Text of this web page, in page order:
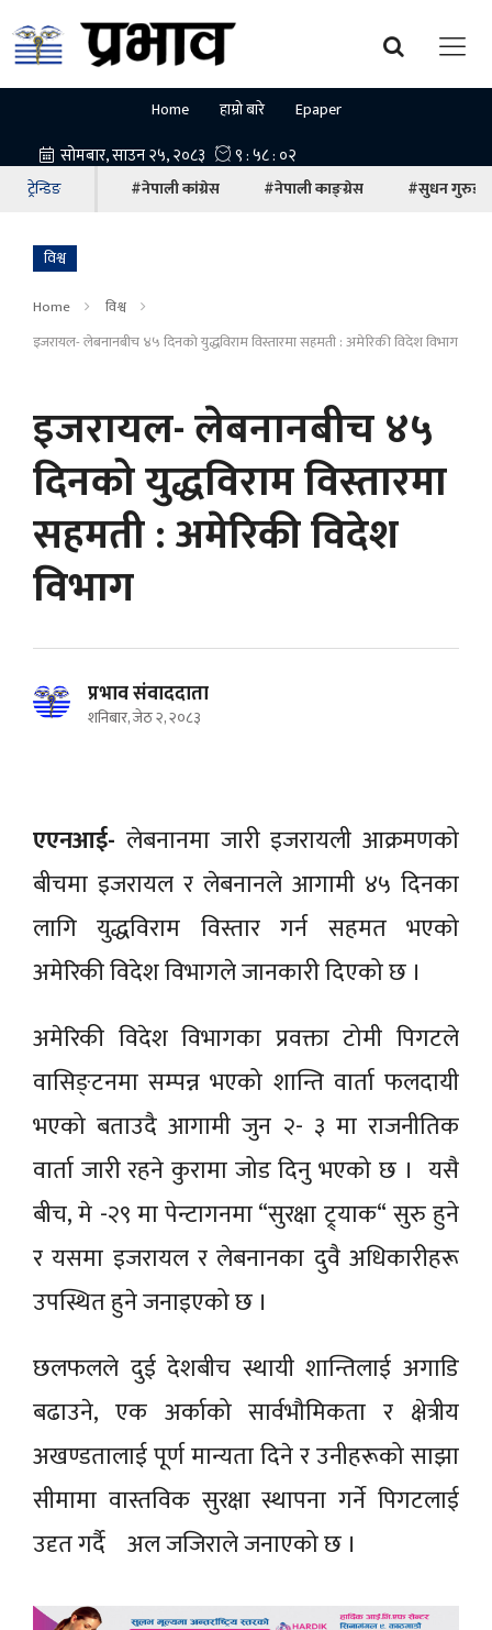
Home हाम्रो बारे Epaper
ट्रेन्डिङ #नेपाली कांग्रेस #नेपाली काङ्ग्रेस #सुधन गुरुङ
विश्व
Home
विश्व
इजरायल- लेबनानबीच ४५ दिनको युद्धविराम विस्तारमा सहमती : अमेरिकी विदेश विभाग
इजरायल- लेबनानबीच ४५
दिनको युद्धविराम विस्तारमा
सहमती : अमेरिकी विदेश
विभाग
प्रभाव संवाददाता
शनिबार, जेठ २, २०८३
एएनआई- लेबनानमा जारी इजरायली आक्रमणको
बीचमा इजरायल र लेबनानले आगामी ४५ दिनका
लागि युद्धविराम विस्तार गर्न सहमत भएको
अमेरिकी विदेश विभागले जानकारी दिएको छ ।
अमेरिकी विदेश विभागका प्रवक्ता टोमी पिगटले
वासिङ्टनमा सम्पन्न भएको शान्ति वार्ता फलदायी
भएको बताउदै आगामी जुन २- ३ मा राजनीतिक
वार्ता जारी रहने कुरामा जोड दिनु भएको छ । यसै
बीच, मे -२९ मा पेन्टागनमा “सुरक्षा ट्र्याक“ सुरु हुने
र यसमा इजरायल र लेबनानका दुवै अधिकारीहरू
उपस्थित हुने जनाइएको छ ।
छलफलले दुई देशबीच स्थायी शान्तिलाई अगाडि
बढाउने, एक अर्काको सार्वभौमिकता र क्षेत्रीय
अखण्डतालाई पूर्ण मान्यता दिने र उनीहरूको साझा
सीमामा वास्तविक सुरक्षा स्थापना गर्ने पिगटलाई
उदृत गर्दै अल जजिराले जनाएको छ ।